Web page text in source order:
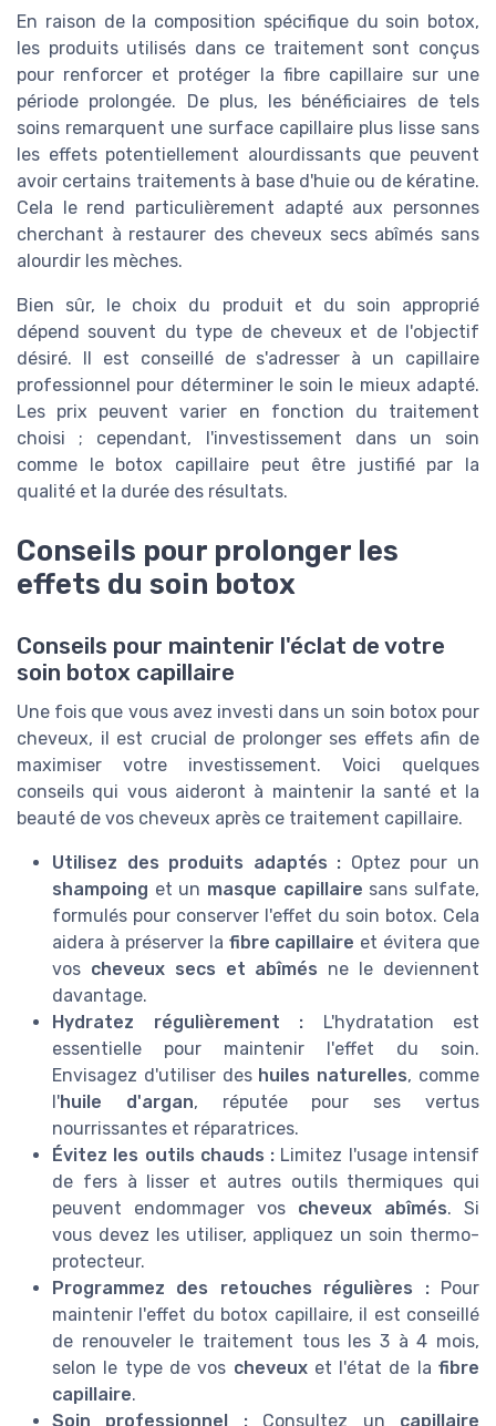
En raison de la composition spécifique du soin botox,
les produits utilisés dans ce traitement sont conçus
pour renforcer et protéger la fibre capillaire sur une
période prolongée. De plus, les bénéficiaires de tels
soins remarquent une surface capillaire plus lisse sans
les effets potentiellement alourdissants que peuvent
avoir certains traitements à base d'huie ou de kératine.
Cela le rend particulièrement adapté aux personnes
cherchant à restaurer des cheveux secs abîmés sans
alourdir les mèches.
Bien sûr, le choix du produit et du soin approprié
dépend souvent du type de cheveux et de l'objectif
désiré. Il est conseillé de s'adresser à un capillaire
professionnel pour déterminer le soin le mieux adapté.
Les prix peuvent varier en fonction du traitement
choisi ; cependant, l'investissement dans un soin
comme le botox capillaire peut être justifié par la
qualité et la durée des résultats.
Conseils pour prolonger les
effets du soin botox
Conseils pour maintenir l'éclat de votre
soin botox capillaire
Une fois que vous avez investi dans un soin botox pour
cheveux, il est crucial de prolonger ses effets afin de
maximiser votre investissement. Voici quelques
conseils qui vous aideront à maintenir la santé et la
beauté de vos cheveux après ce traitement capillaire.
Utilisez des produits adaptés : Optez pour un
shampoing et un masque capillaire sans sulfate,
formulés pour conserver l'effet du soin botox. Cela
aidera à préserver la fibre capillaire et évitera que
vos cheveux secs et abîmés ne le deviennent
davantage.
Hydratez régulièrement : L'hydratation est
essentielle pour maintenir l'effet du soin.
Envisagez d'utiliser des huiles naturelles, comme
l'huile d'argan, réputée pour ses vertus
nourrissantes et réparatrices.
Évitez les outils chauds : Limitez l'usage intensif
de fers à lisser et autres outils thermiques qui
peuvent endommager vos cheveux abîmés. Si
vous devez les utiliser, appliquez un soin thermo-
protecteur.
Programmez des retouches régulières :Pour
maintenir l'effet du botox capillaire, il est conseillé
de renouveler le traitement tous les 3 à 4 mois,
selon le type de vos cheveuxet l'état de la fibre
capillaire.
Soin professionnel :Consultez un capillaire